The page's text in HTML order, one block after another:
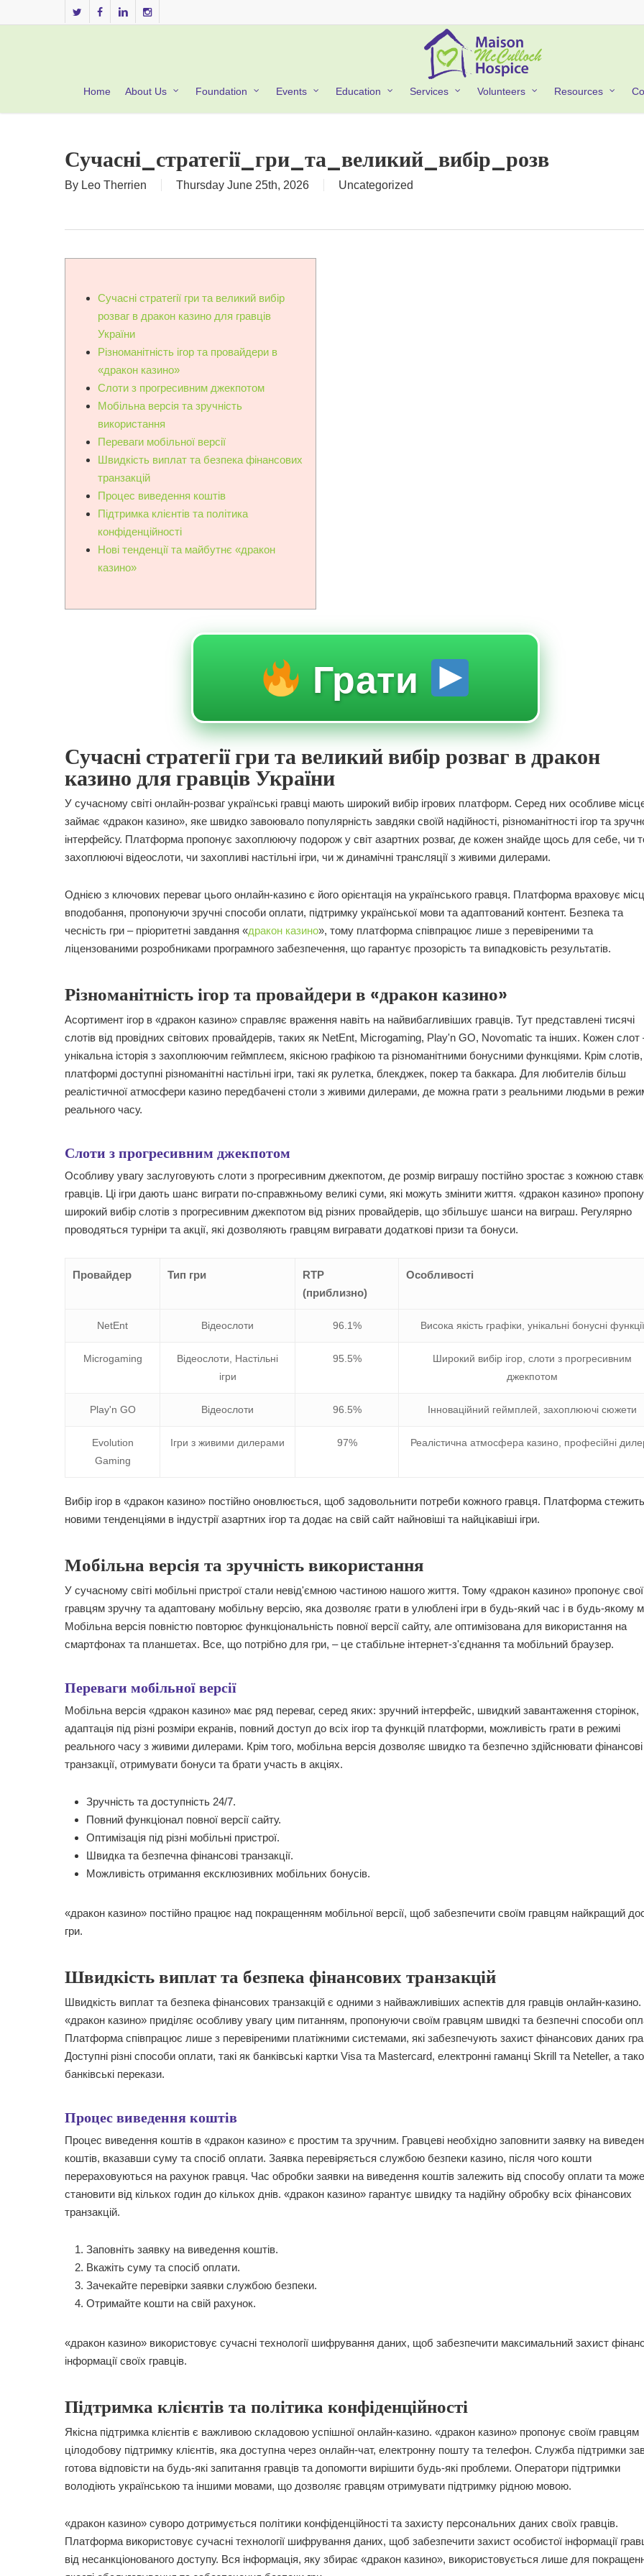
to
twitter facebooklinkedininstagram
Home About Us Foundation Events Education Services Volunteers Resources
Сучасні_стратегії_гри_та_великий_вибір_розв
By Leo Therrien Thursday June 25th, 2026 Uncategorized
Сучасні стратегії гри та великий вибір
розваг в дракон казино для гравців
України
Різноманітність ігор та провайдери в
«дракон казино»
Слоти з прогресивним джекпотом
Мобільна версія та зручність
використання
Переваги мобільної версії
Швидкість виплат та безпека фінансових
транзакцій
Процес виведення коштів
Підтримка клієнтів та політика
конфіденційності
Нові тенденції та майбутнє «дракон
казино»
Грати
Сучасні стратегії гри та великий вибір розваг в дракон
казино для гравців України
У сучасному світі онлайн-розваг українські гравці мають широкий вибір ігрових платформ. Серед них особливе
займає «дракон казино», яке швидко завоювало популярність завдяки своїй надійності, різноманітності ігор та
інтерфейсу. Платформа пропонує захоплюючу подорож у світ азартних розваг, де кожен знайде щось для себе, чи
захоплюючі відеослоти, чи захопливі настільні ігри, чи ж динамічні трансляції з живими дилерами.
Однією з ключових переваг цього онлайн-казино є його орієнтація на українського гравця. Платформа враховує
вподобання, пропонуючи зручні способи оплати, підтримку української мови та адаптований контент. Безпека та
чесність гри – пріоритетні завдання «дракон казино», тому платформа співпрацює лише з перевіреними та
ліцензованими розробниками програмного забезпечення, що гарантує прозорість та випадковість результатів.
Різноманітність ігор та провайдери в «дракон казино»
Асортимент ігор в «дракон казино» справляє враження навіть на найвибагливіших гравців. Тут представлені тисячі
слотів від провідних світових провайдерів, таких як NetEnt, Microgaming, Play'n GO, Novomatic та інших. Кожен слот
унікальна історія з захоплюючим геймплеєм, якісною графікою та різноманітними бонусними функціями. Крім
платформі доступні різноманітні настільні ігри, такі як рулетка, блекджек, покер та баккара. Для любителів більш
реалістичної атмосфери казино передбачені столи з живими дилерами, де можна грати з реальними людьми в
реального часу.
Слоти з прогресивним джекпотом
Особливу увагу заслуговують слоти з прогресивним джекпотом, де розмір виграшу постійно зростає з кожною
гравців. Ці ігри дають шанс виграти по-справжньому великі суми, які можуть змінити життя. «дракон казино»
широкий вибір слотів з прогресивним джекпотом від різних провайдерів, що збільшує шанси на виграш. Регулярно
проводяться турніри та акції, які дозволяють гравцям вигравати додаткові призи та бонуси.
Провайдер Тип гри
RTP
(приблизно)
Особливості
NetEnt Відеослоти 96.1% Висока якість графіки, унікальні бонусні функції
Microgaming
Відеослоти, Настільні
ігри
95.5%
Широкий вибір ігор, слоти з прогресивним
джекпотом
Play'n GO Відеослоти 96.5% Інноваційний геймплей, захоплюючі сюжети
Evolution
Gaming
Ігри з живими дилерами 97% Реалістична атмосфера казино, професійні
Вибір ігор в «дракон казино» постійно оновлюється, щоб задовольнити потреби кожного гравця. Платформа
новими тенденціями в індустрії азартних ігор та додає на свій сайт найновіші та найцікавіші ігри.
Мобільна версія та зручність використання
У сучасному світі мобільні пристрої стали невід'ємною частиною нашого життя. Тому «дракон казино» пропонує
гравцям зручну та адаптовану мобільну версію, яка дозволяє грати в улюблені ігри в будь-який час і в будь-якому
Мобільна версія повністю повторює функціональність повної версії сайту, але оптимізована для використання на
смартфонах та планшетах. Все, що потрібно для гри, – це стабільне інтернет-з'єднання та мобільний браузер.
Переваги мобільної версії
Мобільна версія «дракон казино» має ряд переваг, серед яких: зручний інтерфейс, швидкий завантаження сторінок,
адаптація під різні розміри екранів, повний доступ до всіх ігор та функцій платформи, можливість грати в режимі
реального часу з живими дилерами. Крім того, мобільна версія дозволяє швидко та безпечно здійснювати фінансові
транзакції, отримувати бонуси та брати участь в акціях.
Зручність та доступність 24/7.
Повний функціонал повної версії сайту.
Оптимізація під різні мобільні пристрої.
Швидка та безпечна фінансові транзакції.
Можливість отримання ексклюзивних мобільних бонусів.
«дракон казино» постійно працює над покращенням мобільної версії, щоб забезпечити своїм гравцям найкращий
гри.
Швидкість виплат та безпека фінансових транзакцій
Швидкість виплат та безпека фінансових транзакцій є одними з найважливіших аспектів для гравців онлайн-казино.
«дракон казино» приділяє особливу увагу цим питанням, пропонуючи своїм гравцям швидкі та безпечні способи
Платформа співпрацює лише з перевіреними платіжними системами, які забезпечують захист фінансових даних
Доступні різні способи оплати, такі як банківські картки Visa та Mastercard, електронні гаманці Skrill та Neteller, а
банківські перекази.
Процес виведення коштів
Процес виведення коштів в «дракон казино» є простим та зручним. Гравцеві необхідно заповнити заявку на
коштів, вказавши суму та спосіб оплати. Заявка перевіряється службою безпеки казино, після чого кошти
перераховуються на рахунок гравця. Час обробки заявки на виведення коштів залежить від способу оплати та може
становити від кількох годин до кількох днів. «дракон казино» гарантує швидку та надійну обробку всіх фінансових
транзакцій.
Заповніть заявку на виведення коштів.
Вкажіть суму та спосіб оплати.
Зачекайте перевірки заявки службою безпеки.
Отримайте кошти на свій рахунок.
«дракон казино» використовує сучасні технології шифрування даних, щоб забезпечити максимальний захист
інформації своїх гравців.
Підтримка клієнтів та політика конфіденційності
Якісна підтримка клієнтів є важливою складовою успішної онлайн-казино. «дракон казино» пропонує своїм гравцям
цілодобову підтримку клієнтів, яка доступна через онлайн-чат, електронну пошту та телефон. Служба підтримки
готова відповісти на будь-які запитання гравців та допомогти вирішити будь-які проблеми. Оператори підтримки
володіють українською та іншими мовами, що дозволяє гравцям отримувати підтримку рідною мовою.
«дракон казино» суворо дотримується політики конфіденційності та захисту персональних даних своїх гравців.
Платформа використовує сучасні технології шифрування даних, щоб забезпечити захист особистої інформації
від несанкціонованого доступу. Вся інформація, яку збирає «дракон казино», використовується лише для